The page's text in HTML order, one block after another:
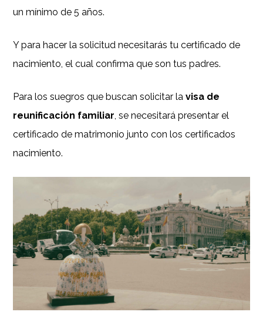
un mínimo de 5 años.
Y para hacer la solicitud necesitarás tu certificado de
nacimiento, el cual confirma que son tus padres.
Para los suegros que buscan solicitar lavisa de
reunificación familiar , se necesitará presentar el
certificado de matrimonio junto con los certificados
nacimiento.